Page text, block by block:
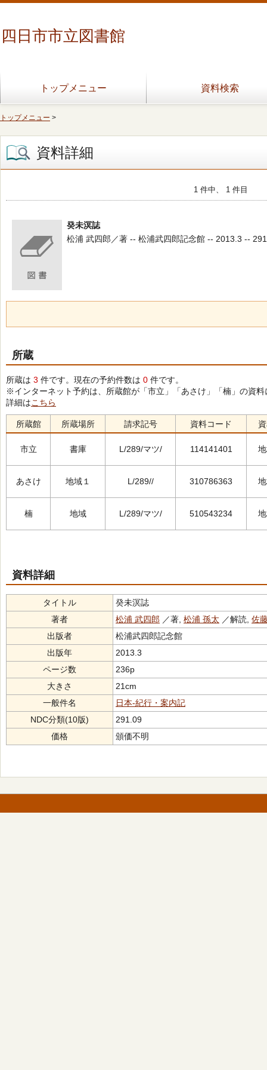
四日市市立図書館
トップメニュー 資料検索
トップメニュー >
資料詳細
1 件中、 1 件目
癸未溟誌
松浦 武四郎／著 -- 松浦武四郎記念館 -- 2013.3 --
所蔵
所蔵は 3 件です。現在の予約件数は 0 件です。
※インターネット予約は、所蔵館が「市立」「あさけ」「楠」の資
詳細はこちら
所蔵館 所蔵場所 請求記号 資料コード
市立 書庫 L/289/マツ/ 114141401
あさけ 地域１ L/289// 310786363
楠 地域 L/289/マツ/ 510543234
資料詳細
タイトル
癸未溟誌
著者
松浦 武四郎 ／著, 松浦 孫太 ／解読, 佐
出版者
松浦武四郎記念館
出版年
2013.3
ページ数
236p
大きさ
21cm
一般件名
日本-紀行・案内記
NDC分類(10版)
291.09
価格
頒価不明